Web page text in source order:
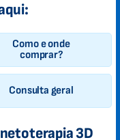
Como e onde
comprar?
Consulta geral
3D